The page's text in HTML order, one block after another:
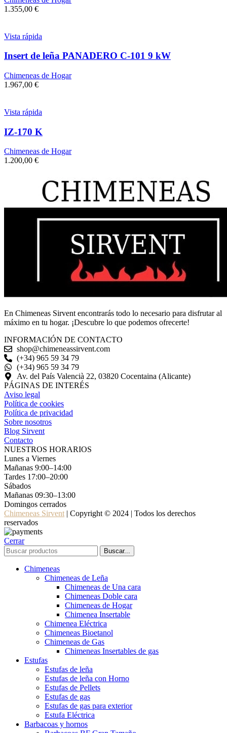
1.355,00 €
Vista rápida
Insert de leña PANADERO C-101 9 kW
Chimeneas de Hogar
1.967,00 €
Vista rápida
IZ-170 K
Chimeneas de Hogar
1.200,00 €
En Chimeneas Sirvent encontrarás todo lo necesario para disfrutar al
máximo en tu hogar. ¡Descubre lo que podemos ofrecerte!
INFORMACIÓN DE CONTACTO
shop@chimeneassirvent.com
(+34) 965 59 34 79
(+34) 965 59 34 79
Av. del País Valencià 22, 03820 Cocentaina (Alicante)
PÁGINAS DE INTERÉS
Aviso legal
Política de cookies
Política de privacidad
Sobre nosotros
Blog Sirvent
Contacto
NUESTROS HORARIOS
Lunes a Viernes
Mañanas 9:00–14:00
Tardes 17:00–20:00
Sábados
Mañanas 09:30–13:00
Domingos cerrados
Chimeneas Sirvent| Copyright © 2024 | Todos los derechos
reservados
Cerrar
Buscar...
Chimeneas
Chimeneas de Leña
Chimeneas de Una cara
Chimeneas Doble cara
Chimeneas de Hogar
Chimenea Insertable
Chimenea Eléctrica
Chimeneas Bioetanol
Chimeneas de Gas
Chimeneas Insertables de gas
Estufas
Estufas de leña
Estufas de leña con Horno
Estufas de Pellets
Estufas de gas
Estufas de gas para exterior
Estufa Eléctrica
Barbacoas y hornos